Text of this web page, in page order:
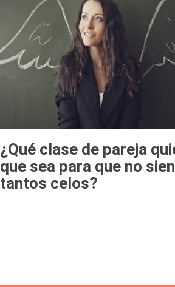
¿Qué clase de pareja
que sea para que no
tantos celos?